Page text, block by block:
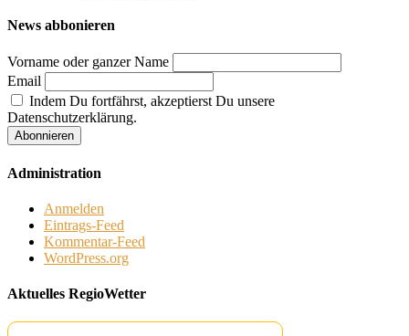
News abbonieren
Vorname oder ganzer Name
Email
Indem Du fortfährst, akzeptierst Du unsere
Datenschutzerklärung.
Administration
Anmelden
Eintrags-Feed
Kommentar-Feed
WordPress.org
Aktuelles RegioWetter